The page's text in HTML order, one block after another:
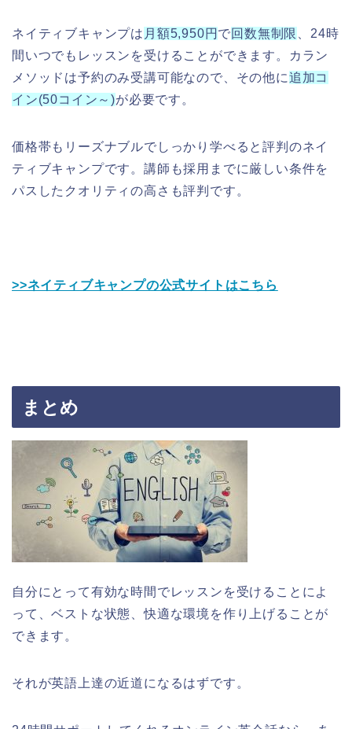
ネイティブキャンプは 月額5,950円 で回数無制限
、24時
間いつでもレッスンを受けることができます。カラン
メソッドは予約のみ受講可能なので、その他に追加コ
イン(50コイン～)が必要です。
価格帯もリーズナブルでしっかり学べると評判のネイ
ティブキャンプです。講師も採用までに厳しい条件を
パスしたクオリティの高さも評判です。
>>ネイティブキャンプの公式サイトはこちら
まとめ
自分にとって有効な時間でレッスンを受けることによ
って、ベストな状態、快適な環境を作り上げることが
できます。
それが英語上達の近道になるはずです。